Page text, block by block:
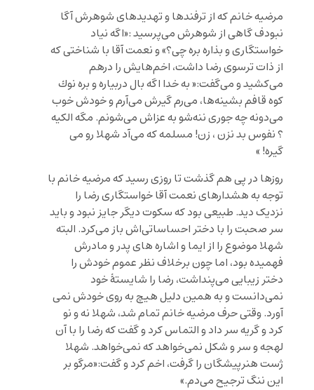
مرضيه خانم که از ترفندها و تهدیدهای شوهرش آگا
نبودف گاهی از شوهرش می‌پرسيد :«اگه نياد
خواستگارى و بذاره بره چى؟» و نعمت آقا با شناختی که
از ذات ترسوی رضا داشت، اخم‌هایش را درهم
می‌کشید و می‌گفت:« به خدا اگه بال دربياره و بره نوك
كوه قافم بشينه‌ها، می‌رم گيرش مى‌آرم و خودش خوب
می‌دونه چه جوری ننه‌شو به عزاش مى‌شونم. مگه الکیه
؟ نفوس بد نزن ، زن! مسلمه که می‌آد شهلا رو می
گیره! »
روزها در پی هم گذشت تا روزی رسید که مرضیه خانم با
توجه به هشدارهای نعمت آقا خواستگاری رضا را
نزدیک دید. طبیعی بود که سکوت دیگر جایز نبود و باید
سر صحبت را با دختر احساساتی‌اش باز می‌کرد. البته
شهلا موضوع را از ایما و اشاره های پدر و مادرش
فهمیده بود، اما چون برخلاف نظر عموم خودش را
دختر زیبایی می‌پنداشت، رضا را شایستۀ خود
نمی‌دانست و به همین دلیل هیچ به روی خودش نمی
آورد. وقتی حرف مرضیه خانم تمام شد، شهلا نه و نو
کرد و گریه سر داد و التماس کرد و گفت که رضا را با آن
لهجه و سر و شکل نمی‌خواهد که نمی‌خواهد. شهلا
ژست هنرپیشگان را گرفت، اخم کرد و گفت:«مرگو بر
این ننگ ترجیح می‌دم.»